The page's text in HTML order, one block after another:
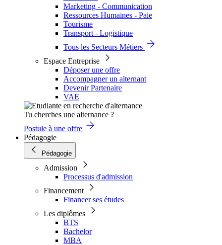
Marketing - Communication
Ressources Humaines - Paie
Tourisme
Transport - Logistique
Tous les Secteurs Métiers
Espace Entreprise
Déposer une offre
Accompagner un alternant
Devenir Partenaire
VAE
Tu cherches une alternance ?
Postule à une offre
Pédagogie
Pédagogie
Admission
Processus d'admission
Financement
Financer ses études
Les diplômes
BTS
Bachelor
MBA